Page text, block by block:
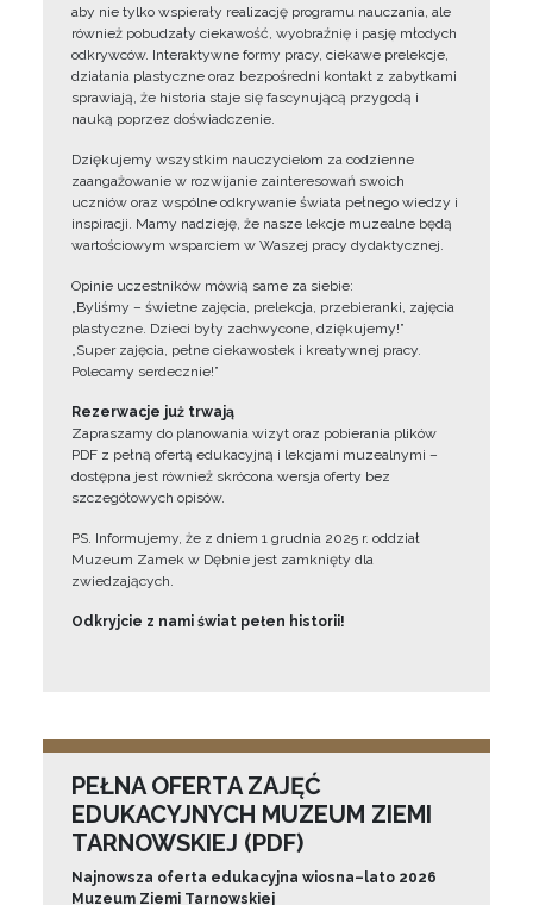
aby nie tylko wspierały realizację programu nauczania, ale
również pobudzały ciekawość, wyobraźnię i pasję młodych
odkrywców. Interaktywne formy pracy, ciekawe prelekcje,
działania plastyczne oraz bezpośredni kontakt z zabytkami
sprawiają, że historia staje się fascynującą przygodą i
nauką poprzez doświadczenie.
Dziękujemy wszystkim nauczycielom za codzienne
zaangażowanie w rozwijanie zainteresowań swoich
uczniów oraz wspólne odkrywanie świata pełnego wiedzy i
inspiracji. Mamy nadzieję, że nasze lekcje muzealne będą
wartościowym wsparciem w Waszej pracy dydaktycznej.
Opinie uczestników mówią same za siebie:
„Byliśmy – świetne zajęcia, prelekcja, przebieranki, zajęcia
plastyczne. Dzieci były zachwycone, dziękujemy!”
„Super zajęcia, pełne ciekawostek i kreatywnej pracy.
Polecamy serdecznie!”
Rezerwacje już trwają
Zapraszamy do planowania wizyt oraz pobierania plików
PDF z pełną ofertą edukacyjną i lekcjami muzealnymi –
dostępna jest również skrócona wersja oferty bez
szczegółowych opisów.
PS. Informujemy, że z dniem 1 grudnia 2025 r. oddział
Muzeum Zamek w Dębnie jest zamknięty dla
zwiedzających.
Odkryjcie z nami świat pełen historii!
PEŁNA OFERTA ZAJĘĆ
EDUKACYJNYCH MUZEUM ZIEMI
TARNOWSKIEJ (PDF)
Najnowsza oferta edukacyjna wiosna–lato 2026
Muzeum Ziemi Tarnowskiej